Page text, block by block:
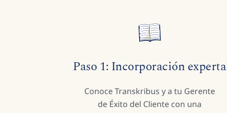
Paso 1: Incorporación experta
Conoce Transkribus y a tu Gerente
de Éxito del Cliente con una